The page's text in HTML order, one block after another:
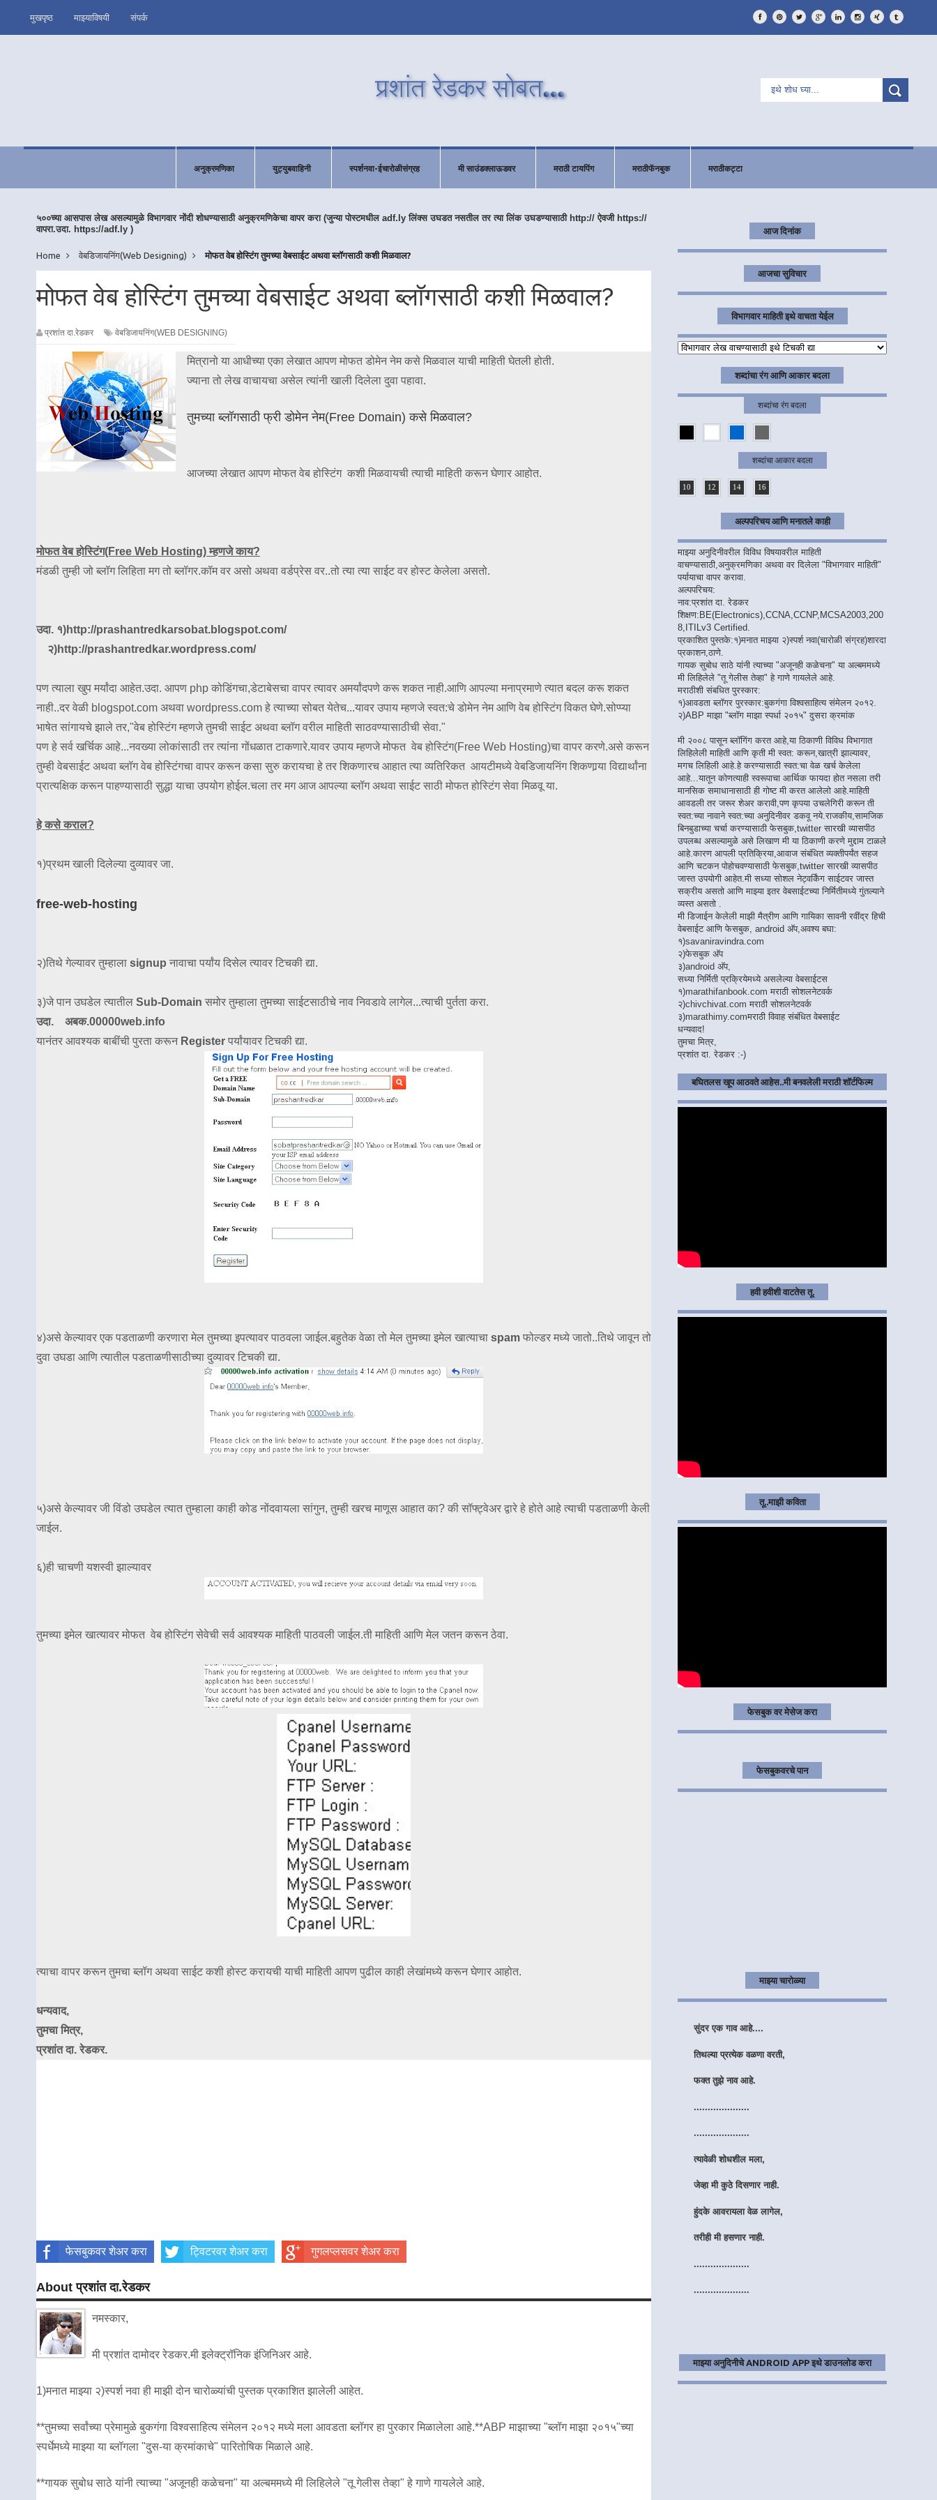
मुखपृष्ठ माझ्याविषयी संपर्क
अनुक्रमणिका युट्युबवाहिनी स्पर्शनवा-ईचारोळीसंग्रह मी साउंडक्लाऊडवर मराठी टायपिंग मराठीफॅनबुक मराठीकट्टा
५००च्या आसपास लेख असल्यामुळे विभागवार नोंदी शोधण्यासाठी अनुक्रमणिकेचा वापर करा (जुन्या पोस्टमधील adf.ly लिंक्स उघडत नसतील तर त्या लिंक उघडण्यासाठी http:// ऐवजी https://
वापरा.उदा. https://adf.ly )
Home वेबडिजायनिंग(Web Designing) मोफत वेब होस्टिंग तुमच्या वेबसाईट अथवा ब्लॉगसाठी कशी मिळवाल?
मोफत वेब होस्टिंग तुमच्या वेबसाईट अथवा ब्लॉगसाठी कशी मिळवाल?
प्रशांत दा.रेडकर वेबडिजायनिंग(WEB DESIGNING)
मित्रानो या आधीच्या एका लेखात आपण मोफत डोमेन नेम कसे मिळवाल याची माहिती घेतली होती.
ज्याना तो लेख वाचायचा असेल त्यांनी खाली दिलेला दुवा पहावा.
तुमच्या ब्लॉगसाठी फ्री डोमेन नेम(Free Domain) कसे मिळवाल?
आजच्या लेखात आपण मोफत वेब होस्टिंग कशी मिळवायची त्याची माहिती करून घेणार आहोत.
मोफत वेब होस्टिंग(Free Web Hosting) म्हणजे काय?
मंडळी तुम्ही जो ब्लॉग लिहिता मग तो ब्लॉगर.कॉम वर असो अथवा वर्डप्रेस वर..तो त्या त्या साईट वर होस्ट केलेला असतो.
उदा. १)http://prashantredkarsobat.blogspot.com/
२)http://prashantredkar.wordpress.com/
पण त्याला खुप मर्यांदा आहेत.उदा. आपण php कोडिंगचा,डेटाबेसचा वापर त्यावर अमर्यांदपणे करू शकत नाही.आणि आपल्या मनाप्रमाणे त्यात बदल करू शकत
नाही..दर वेळी blogspot.com अथवा wordpress.com हे त्याच्या सोबत येतेच...यावर उपाय म्हणजे स्वत:चे डोमेन नेम आणि वेब होस्टिंग विकत घेणे.सोप्प्या
भाषेत सांगायचे झाले तर,"वेब होस्टिंग म्हणजे तुमची साईट अथवा ब्लॉग वरील माहिती साठवण्यासाठीची सेवा."
पण हे सर्व खर्चिक आहे...नवख्या लोकांसाठी तर त्यांना गोंधळात टाकणारे.यावर उपाय म्हणजे मोफत वेब होस्टिंग(Free Web Hosting)चा वापर करणे.असे करून
तुम्ही वेबसाईट अथवा ब्लॉग वेब होस्टिंगचा वापर करून कसा सुरु करायचा हे तर शिकणारच आहात त्या व्यतिरिकत आयटीमध्ये वेबडिजायनिंग शिकणा‍र्‍या विद्यार्थांना
प्रात्यक्षिक करून पाहण्यासाठी सुद्धा याचा उपयोग होईल.चला तर मग आज आपल्या ब्लॉग अथवा साईट साठी मोफत होस्टिंग सेवा मिळवू या.
हे कसे कराल?
१)प्रथम खाली दिलेल्या दुव्यावर जा.
free-web-hosting
२)तिथे गेल्यावर तुम्हाला signup नावाचा पर्यांय दिसेल त्यावर टिचकी द्या.
३)जे पान उघडेल त्यातील Sub-Domain समोर तुम्हाला तुमच्या साईटसाठीचे नाव निवडावे लागेल...त्याची पुर्तता करा.
उदा. अबक.00000web.info
यानंतर आवश्यक बाबींची पुरता करून Register पर्यांयावर टिचकी द्या.
४)असे केल्यावर एक पडताळणी करणारा मेल तुमच्या इपत्यावर पाठवला जाईल.बहुतेक वेळा तो मेल तुमच्या इमेल खात्याचा spam फोल्डर मध्ये जातो..तिथे जावून तो
दुवा उघडा आणि त्यातील पडताळणीसाठीच्या दुव्यावर टिचकी द्या.
५)असे केल्यावर जी विंडो उघडेल त्यात तुम्हाला काही कोड नोंदवायला सांगुन, तुम्ही खरच माणूस आहात का? की सॉफ्ट्वेअर द्वारे हे होते आहे त्याची पडताळणी केली
जाईल.
६)ही चाचणी यशस्वी झाल्यावर
तुमच्या इमेल खात्यावर मोफत वेब होस्टिंग सेवेची सर्व आवश्यक माहिती पाठवली जाईल.ती माहिती आणि मेल जतन करून ठेवा.
त्याचा वापर करून तुमचा ब्लॉग अथवा साईट कशी होस्ट करायची याची माहिती आपण पुढील काही लेखांमध्ये करून घेणार आहोत.
धन्यवाद,
तुमचा मित्र,
प्रशांत दा. रेडकर.
फेसबुकवर शेअर करा ट्विटरवर शेअर करा गुगलप्लसवर शेअर करा
About प्रशांत दा.रेडकर
नमस्कार,
मी प्रशांत दामोदर रेडकर.मी इलेक्ट्रॉनिक इंजिनिअर आहे.
1)मनात माझ्या २)स्पर्श नवा ही माझी दोन चारोळ्यांची पुस्तक प्रकाशित झालेली आहेत.
**तुमच्या सर्वांच्या प्रेमामुळे बुकगंगा विश्वसाहित्य संमेलन २०१२ मध्ये मला आवडता ब्लॉगर हा पुरकार मिळालेला आहे.**ABP माझाच्या "ब्लॉग माझा २०१५"च्या
स्पर्धेमध्ये माझ्या या ब्लॉगला "दुस-या क्रमांकाचे" पारितोषिक मिळाले आहे.
**गायक सुबोध साठे यांनी त्याच्या "अजूनही कळेचना" या अल्बममध्ये मी लिहिलेले "तू गेलीस तेव्हा" हे गाणे गायलेले आहे.
आज दिनांक
आजचा सुविचार
विभागवार माहिती इथे वाचता येईल
शब्दांचा रंग आणि आकार बदला
शब्दांचा रंग बदला
शब्दांचा आकार बदला
10 12 14 16
अल्पपरिचय आणि मनातले काही
माझ्या अनुदिनीवरील विविध विषयावरील माहिती
वाचण्यासाठी,अनुक्रमणिका अथवा वर दिलेला "विभागवार माहिती"
पर्यायाचा वापर करावा.
अल्पपरिचय:
नाव:प्रशांत दा. रेडकर
शिक्षण:BE(Electronics),CCNA,CCNP,MCSA2003,200
8,ITILv3 Certified.
प्रकाशित पुस्तके:१)मनात माझ्या २)स्पर्श नवा(चारोळी संग्रह)शारदा
प्रकाशन,ठाणे.
गायक सुबोध साठे यांनी त्याच्या "अजूनही कळेचना" या अल्बममध्ये
मी लिहिलेले "तू गेलीस तेव्हा" हे गाणे गायलेले आहे.
मराठीशी संबधित पुरस्कार:
१)आवडता ब्लॉगर पुरस्कार:बुकगंगा विश्वसाहित्य संमेलन २०१२.
२)ABP माझा "ब्लॉग माझा स्पर्धा २०१५" दुसरा क्रमांक
मी २००८ पासून ब्लॉगिंग करत आहे,या ठिकाणी विविध विभागात
लिहिलेली माहिती आणि कृती मी स्वत: करून,खात्री झाल्यावर,
मगच लिहिली आहे.हे करण्यासाठी स्वत:चा वेळ खर्च केलेला
आहे...यातून कोणत्याही स्वरूपाचा आर्थिक फायदा होत नसला तरी
मानसिक समाधानासाठी ही गोष्ट मी करत आलेलो आहे.माहिती
आवडली तर जरूर शेअर करावी,पण कृपया उचलेगिरी करून ती
स्वत:च्या नावाने स्वत:च्या अनुदिनीवर डकवू नये.राजकीय,सामजिक
बिनबुडाच्या चर्चा करण्यासाठी फेसबुक,twitter सारखी व्यासपीठ
उपलब्ध असल्यामुळे असे लिखाण मी या ठिकाणी करणे मुद्दाम टाळले
आहे.कारण आपली प्रतिक्रिया,आवाज संबंधित व्यक्तीपर्यंत सहज
आणि चटकन पोहोचवण्यासाठी फेसबुक,twitter सारखी व्यासपीठ
जास्त उपयोगी आहेत.मी सध्या सोशल नेट्वर्किंग साईटवर जास्त
सक्रीय असतो आणि माझ्या इतर वेबसाईटच्या निर्मितीमध्ये गुंतल्याने
व्यस्त असतो .
मी डिजाईन केलेली माझी मैत्रीण आणि गायिका सावनी रवींद्र हिची
वेबसाईट आणि फेसबुक, android अ‍ॅप,अवश्य बघा:
१)savaniravindra.com
२)फेसबुक अ‍ॅप
३)android अ‍ॅप,
सध्या निर्मिती प्रक्रियेमध्ये असलेल्या वेबसाईटस
१)marathifanbook.com मराठी सोशलनेटवर्क
२)chivchivat.com मराठी सोशलनेटवर्क
३)marathimy.comमराठी विवाह संबंधित वेबसाईट
धन्यवाद!
तुमचा मित्र,
प्रशांत दा. रेडकर :-)
बघितलस खूप आठवते आहेस..मी बनवलेली मराठी शॉर्टफिल्म
हवी हवीशी वाटतेस तू.
तू..माझी कविता
फेसबुक वर मेसेज करा
फेसबुकवरचे पान
माझ्या चारोळ्या
मनात माझ्या आठवणींचा,
तरीही मी हसणार नाही.
माझ्या अनुदिनीचे ANDROID APP इथे डाउनलोड करा